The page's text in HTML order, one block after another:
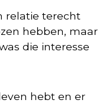
relatie terecht
hebben, maar
die interesse
hebt en er